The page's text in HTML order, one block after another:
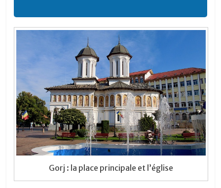
Gorj : la place principale et l’église